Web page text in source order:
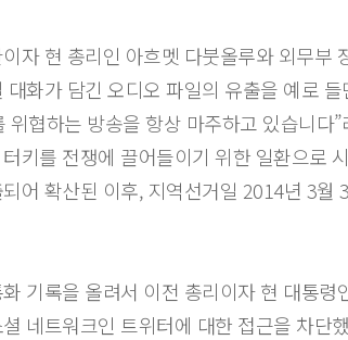
자 현 총리인 아흐멧 다붓올루와 외무
화가 담긴 오디오 파일의 유출을 예로
위협하는 방송을 항상 마주하고 있습니다
키를 전쟁에 끌어들이기 위한 일환으로
어 확산된 이후, 지역선거일 2014년 3
기록을 올려서 이전 총리이자 현 대통
네트워크인 트위터에 대한 접근을 차단